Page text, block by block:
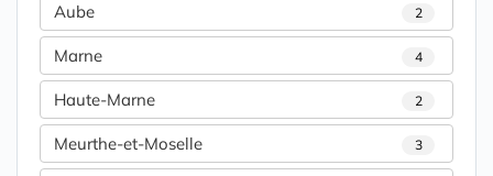
Aube 2
Marne 4
Haute-Marne 2
Meurthe-et-Moselle 3